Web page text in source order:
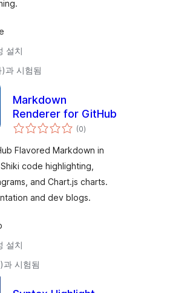
설치
과 시험됨
Markdown
Renderer for GitHub
(0전
체
점
)
Flavored Markdown in
code highlighting,
and Chart.js charts.
and dev blogs.
설치
과 시험됨